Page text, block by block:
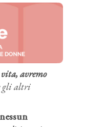
avremo
gli altri